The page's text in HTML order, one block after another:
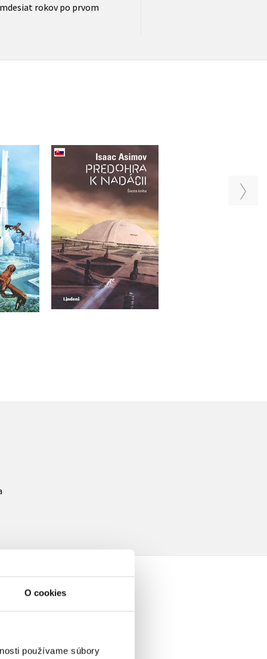
O cookies
používame súbory
rokov po prvom
Predohra k nadácii (2.
akosť)
Isaac Asimov
Do košíka
11,95 €
Isaac Asimov